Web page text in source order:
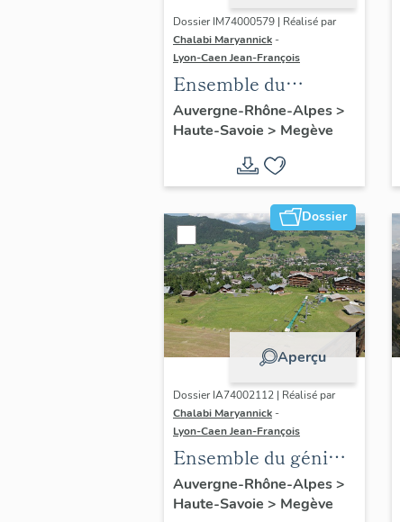
Dossier IM74000579 | Réalisé par
Chalabi Maryannick -
Lyon-Caen Jean-François
Ensemble du
mobilier de
l'appartement :
cloison, lambris de
revêtement, table à
manger, chaise,
cheminée, lit, bureau
Auvergne-Rhône-Alpes>
Haute-Savoie > Megève
Dossier
Aperçu
Dossier IA74002112 | Réalisé par
Chalabi Maryannick -
Lyon-Caen Jean-François
Ensemble du génie
civil : téléférique,
télécabine, remonte-
Auvergne-Rhône-Alpes>
Haute-Savoie > Megève